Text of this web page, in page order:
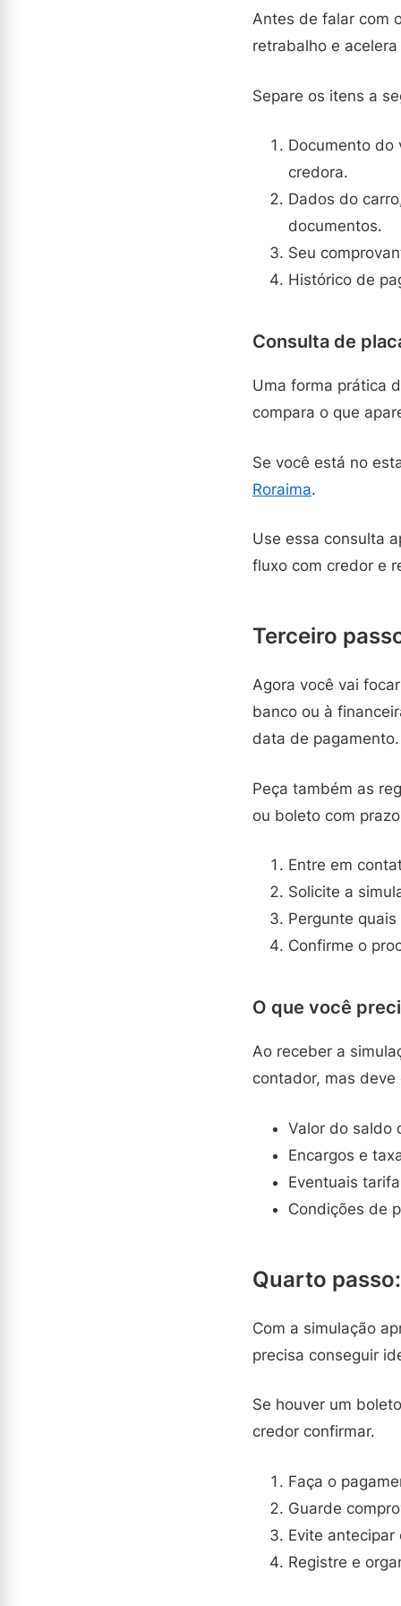
Antes de falar com
retrabalho e
Separe os itens a
Documento do
credora.
Dados do
documentos.
Seu
Histórico de
Consulta de
Uma forma prática
compara o que
Se você está no
Roraima.
Use essa consulta
fluxo com credor e
Terceiro
Agora você vai
banco ou à
data de pagamento.
Peça também as
ou boleto com
Entre em
Solicite a
Pergunte
Confirme o
O que você
Ao receber a
contador, mas
Valor do saldo
Encargos e
Eventuais
Condições de
Quarto
Com a simulação
precisa conseguir
Se houver um
credor confirmar.
Faça o
Guarde
Evite
Registre e